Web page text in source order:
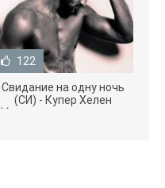
122
Свидание на одну ночь
(СИ) - Купер Хелен
(бесплатные серии книг